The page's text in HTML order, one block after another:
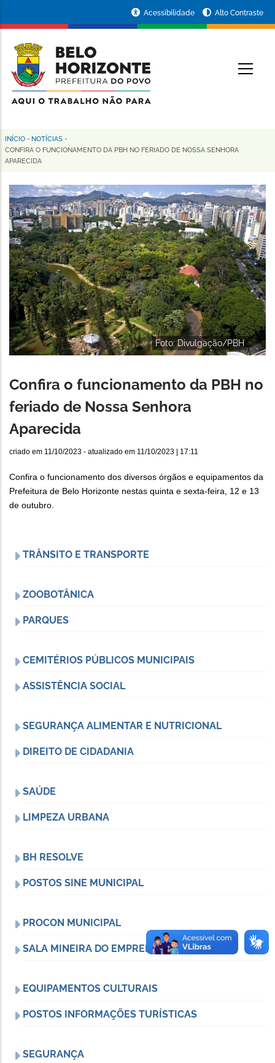
conteúdo
principal
da
Prefeitura
de
Horizonte
Acessibilidade Alto Contraste
Trilha
de
navegação
INÍCIO - NOTÍCIAS -
CONFIRA O FUNCIONAMENTO DA PBH NO FERIADO DE NOSSA SENHORA
APARECIDA
Foto: Divulgação/PBH
Confira o funcionamento da PBH no
feriado de Nossa Senhora
Aparecida
criado em 11/10/2023 - atualizado em 11/10/2023 | 17:11
Confira o funcionamento dos diversos órgãos e equipamentos da
Prefeitura de Belo Horizonte nestas quinta e sexta-feira, 12 e 13
de outubro.
TRÂNSITO E TRANSPORTE
ZOOBOTÂNICA
PARQUES
CEMITÉRIOS PÚBLICOS MUNICIPAIS
ASSISTÊNCIA SOCIAL
SEGURANÇA ALIMENTAR E NUTRICIONAL
DIREITO DE CIDADANIA
SAÚDE
LIMPEZA URBANA
BH RESOLVE
POSTOS SINE MUNICIPAL
PROCON MUNICIPAL
SALA MINEIRA DO EMPREENDEDOR
EQUIPAMENTOS CULTURAIS
POSTOS INFORMAÇÕES TURÍSTICAS
SEGURANÇA